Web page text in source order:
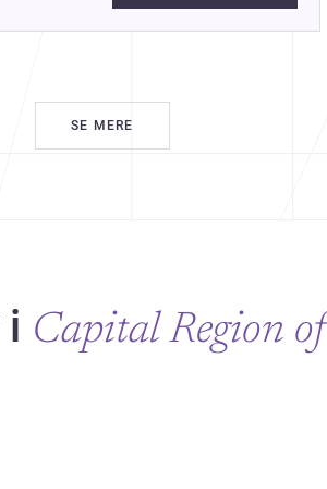
SE MERE
Capital Region of